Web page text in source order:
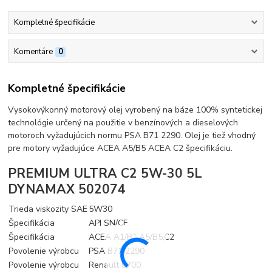
Kompletné špecifikácie
Komentáre 0
Kompletné špecifikácie
Vysokovýkonný motorový olej vyrobený na báze 100% syntetickej
technológie určený na použitie v benzínových a dieselových
motoroch vyžadujúcich normu PSA B71 2290. Olej je tiež vhodný
pre motory vyžadujúce ACEA A5/B5 ACEA C2 špecifikáciu.
PREMIUM ULTRA C2 5W-30 5L
DYNAMAX 502074
Trieda viskozity SAE 5W30
Špecifikácia
API SN/CF
Špecifikácia
ACEA A1/B1,A5/B5,C2
Povolenie výrobcu
PSA B71 2290
Povolenie výrobcu
Renault 0700